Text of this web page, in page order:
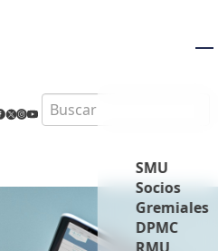
Search
SMU
Socios
Gremiales
DPMC